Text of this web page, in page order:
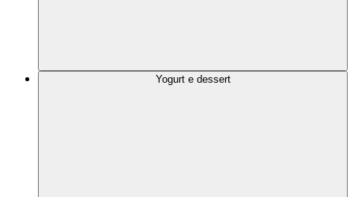
Yogurt e dessert